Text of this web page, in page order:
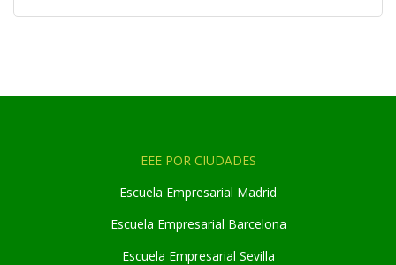
EEE POR CIUDADES
Escuela Empresarial Madrid
Escuela Empresarial Barcelona
Escuela Empresarial Sevilla